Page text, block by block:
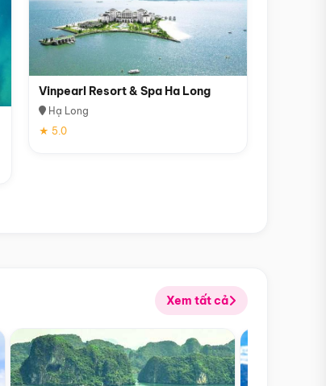
Vinpearl Resort & Spa Ha Long
Hạ Long
★ 5.0
Xem tất cả